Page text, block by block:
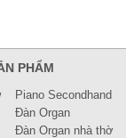
PHẨM
Piano Secondhand
Đàn Organ
Đàn Organ nhà thờ